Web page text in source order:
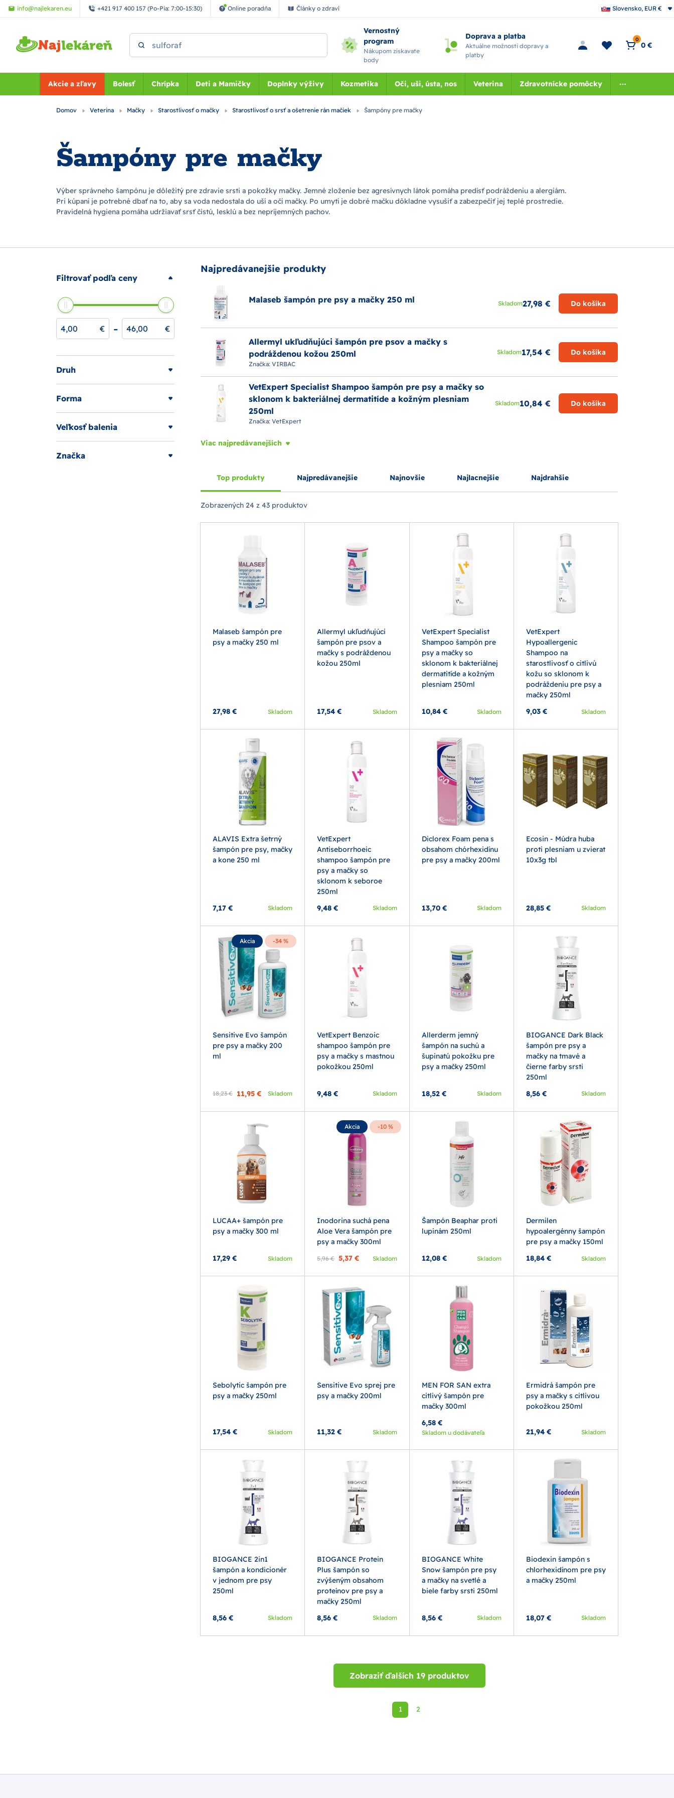
Preskočiť na hlavný obsah
info@najlekaren.eu +421 917 400 157 (Po-Pia: 7:00-15:30) Online poradňa Články o zdraví Slovensko, EUR €
Vernostný
program
Nákupom získavate
body
Doprava a platba
Aktuálne možnosti dopravy a
platby
0
0 €
Akcie a zľavy Bolesť Chrípka Deti a Mamičky Doplnky výživy Kozmetika Oči, uši, ústa, nos Veterina Zdravotnícke pomôcky
Domov Veterina Mačky Starostlivosť o mačky Starostlivosť o srsť a ošetrenie rán mačiek Šampóny pre mačky
Šampóny pre mačky
Výber správneho šampónu je dôležitý pre zdravie srsti a pokožky mačky. Jemné zloženie bez agresívnych látok pomáha predísť podráždeniu a alergiám.
Pri kúpaní je potrebné dbať na to, aby sa voda nedostala do uší a očí mačky. Po umytí je dobré mačku dôkladne vysušiť a zabezpečiť jej teplé prostredie.
Pravidelná hygiena pomáha udržiavať srsť čistú, lesklú a bez nepríjemných pachov.
Filtrovať podľa ceny
€ - €
Druh
Forma
Veľkosť balenia
Značka
Najpredávanejšie produkty
Malaseb šampón pre psy a mačky 250 ml Skladom27,98 € Do košíka
Allermyl ukľudňujúci šampón pre psov a mačky s
podráždenou kožou 250ml
Značka: VIRBAC
Skladom17,54 € Do košíka
VetExpert Specialist Shampoo šampón pre psy a mačky so
sklonom k bakteriálnej dermatitíde a kožným plesniam
250ml
Značka: VetExpert
Skladom10,84 € Do košíka
Viac najpredávanejších
Top produkty Najpredávanejšie Najnovšie Najlacnejšie Najdrahšie
Zobrazených 24 z 43 produktov
Malaseb šampón pre
psy a mačky 250 ml
27,98 € Skladom
Allermyl ukľudňujúci
šampón pre psov a
mačky s podráždenou
kožou 250ml
17,54 € Skladom
VetExpert Specialist
Shampoo šampón pre
psy a mačky so
sklonom k bakteriálnej
dermatitíde a kožným
plesniam 250ml
10,84 € Skladom
VetExpert
Hypoallergenic
Shampoo na
starostlivosť o citlivú
kožu so sklonom k
podráždeniu pre psy a
mačky 250ml
9,03 €
Skladom
ALAVIS Extra šetrný
šampón pre psy, mačky
a kone 250 ml
7,17 € Skladom
VetExpert
Antiseborrhoeic
shampoo šampón pre
psy a mačky so
sklonom k seboroe
250ml
9,48 €
Skladom
Diclorex Foam pena s
obsahom chórhexidínu
pre psy a mačky 200ml
13,70 € Skladom
Ecosin - Múdra huba
proti plesniam u zvierat
10x3g tbl
28,85 € Skladom
Akcia -34 %
Sensitive Evo šampón
pre psy a mačky 200
ml
18,23 € 11,95 € Skladom
VetExpert Benzoic
shampoo šampón pre
psy a mačky s mastnou
pokožkou 250ml
9,48 € Skladom
Allerderm jemný
šampón na suchú a
šupinatú pokožku pre
psy a mačky 250ml
18,52 € Skladom
BIOGANCE Dark Black
šampón pre psy a
mačky na tmavé a
čierne farby srsti
250ml
8,56 €
Skladom
LUCAA+ šampón pre
psy a mačky 300 ml
17,29 € Skladom
Akcia -10 %
Inodorina suchá pena
Aloe Vera šampón pre
psy a mačky 300ml
5,96 € 5,37 € Skladom
Šampón Beaphar proti
lupinám 250ml
12,08 € Skladom
Dermilen
hypoalergénny šampón
pre psy a mačky 150ml
18,84 €
Skladom
Sebolytic šampón pre
psy a mačky 250ml
17,54 € Skladom
Sensitive Evo sprej pre
psy a mačky 200ml
11,32 € Skladom
MEN FOR SAN extra
citlivý šampón pre
mačky 300ml
6,58 €
Skladom u dodávateľa
Ermidrá šampón pre
psy a mačky s citlivou
pokožkou 250ml
21,94 € Skladom
BIOGANCE 2in1
šampón a kondicionér
v jednom pre psy
250ml
8,56 € Skladom
BIOGANCE Protein
Plus šampón so
zvýšeným obsahom
proteínov pre psy a
mačky 250ml
8,56 €
Skladom
BIOGANCE White
Snow šampón pre psy
a mačky na svetlé a
biele farby srsti 250ml
8,56 € Skladom
Biodexin šampón s
chlorhexidínom pre psy
a mačky 250ml
18,07 € Skladom
Zobraziť ďalších 19 produktov
1 2